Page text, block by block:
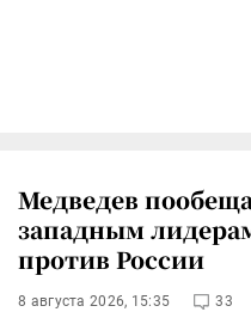
Медведев
западным
против России
8 августа 2026, 15:35 33